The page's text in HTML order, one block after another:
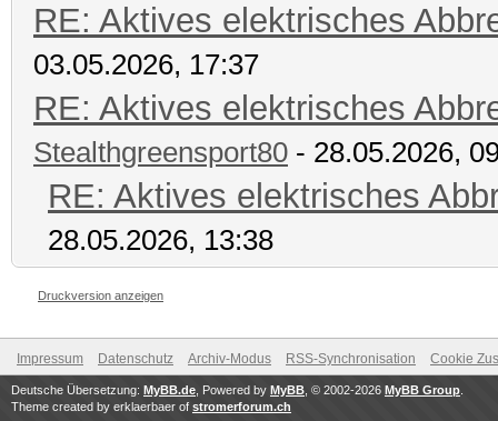
RE: Aktives elektrisches
03.05.2026, 17:37
RE: Aktives elektrisches
Stealthgreensport80 - 28.05.2026,
RE: Aktives elektrisches
28.05.2026, 13:38
Druckversion anzeigen
Impressum Datenschutz Archiv-Modus RSS-Synchronisation Cookie
Deutsche Übersetzung: MyBB.de , Powered by MyBB , © 2002-2026 MyBB Group
Theme created by erklaerbaer of stromerforum.ch